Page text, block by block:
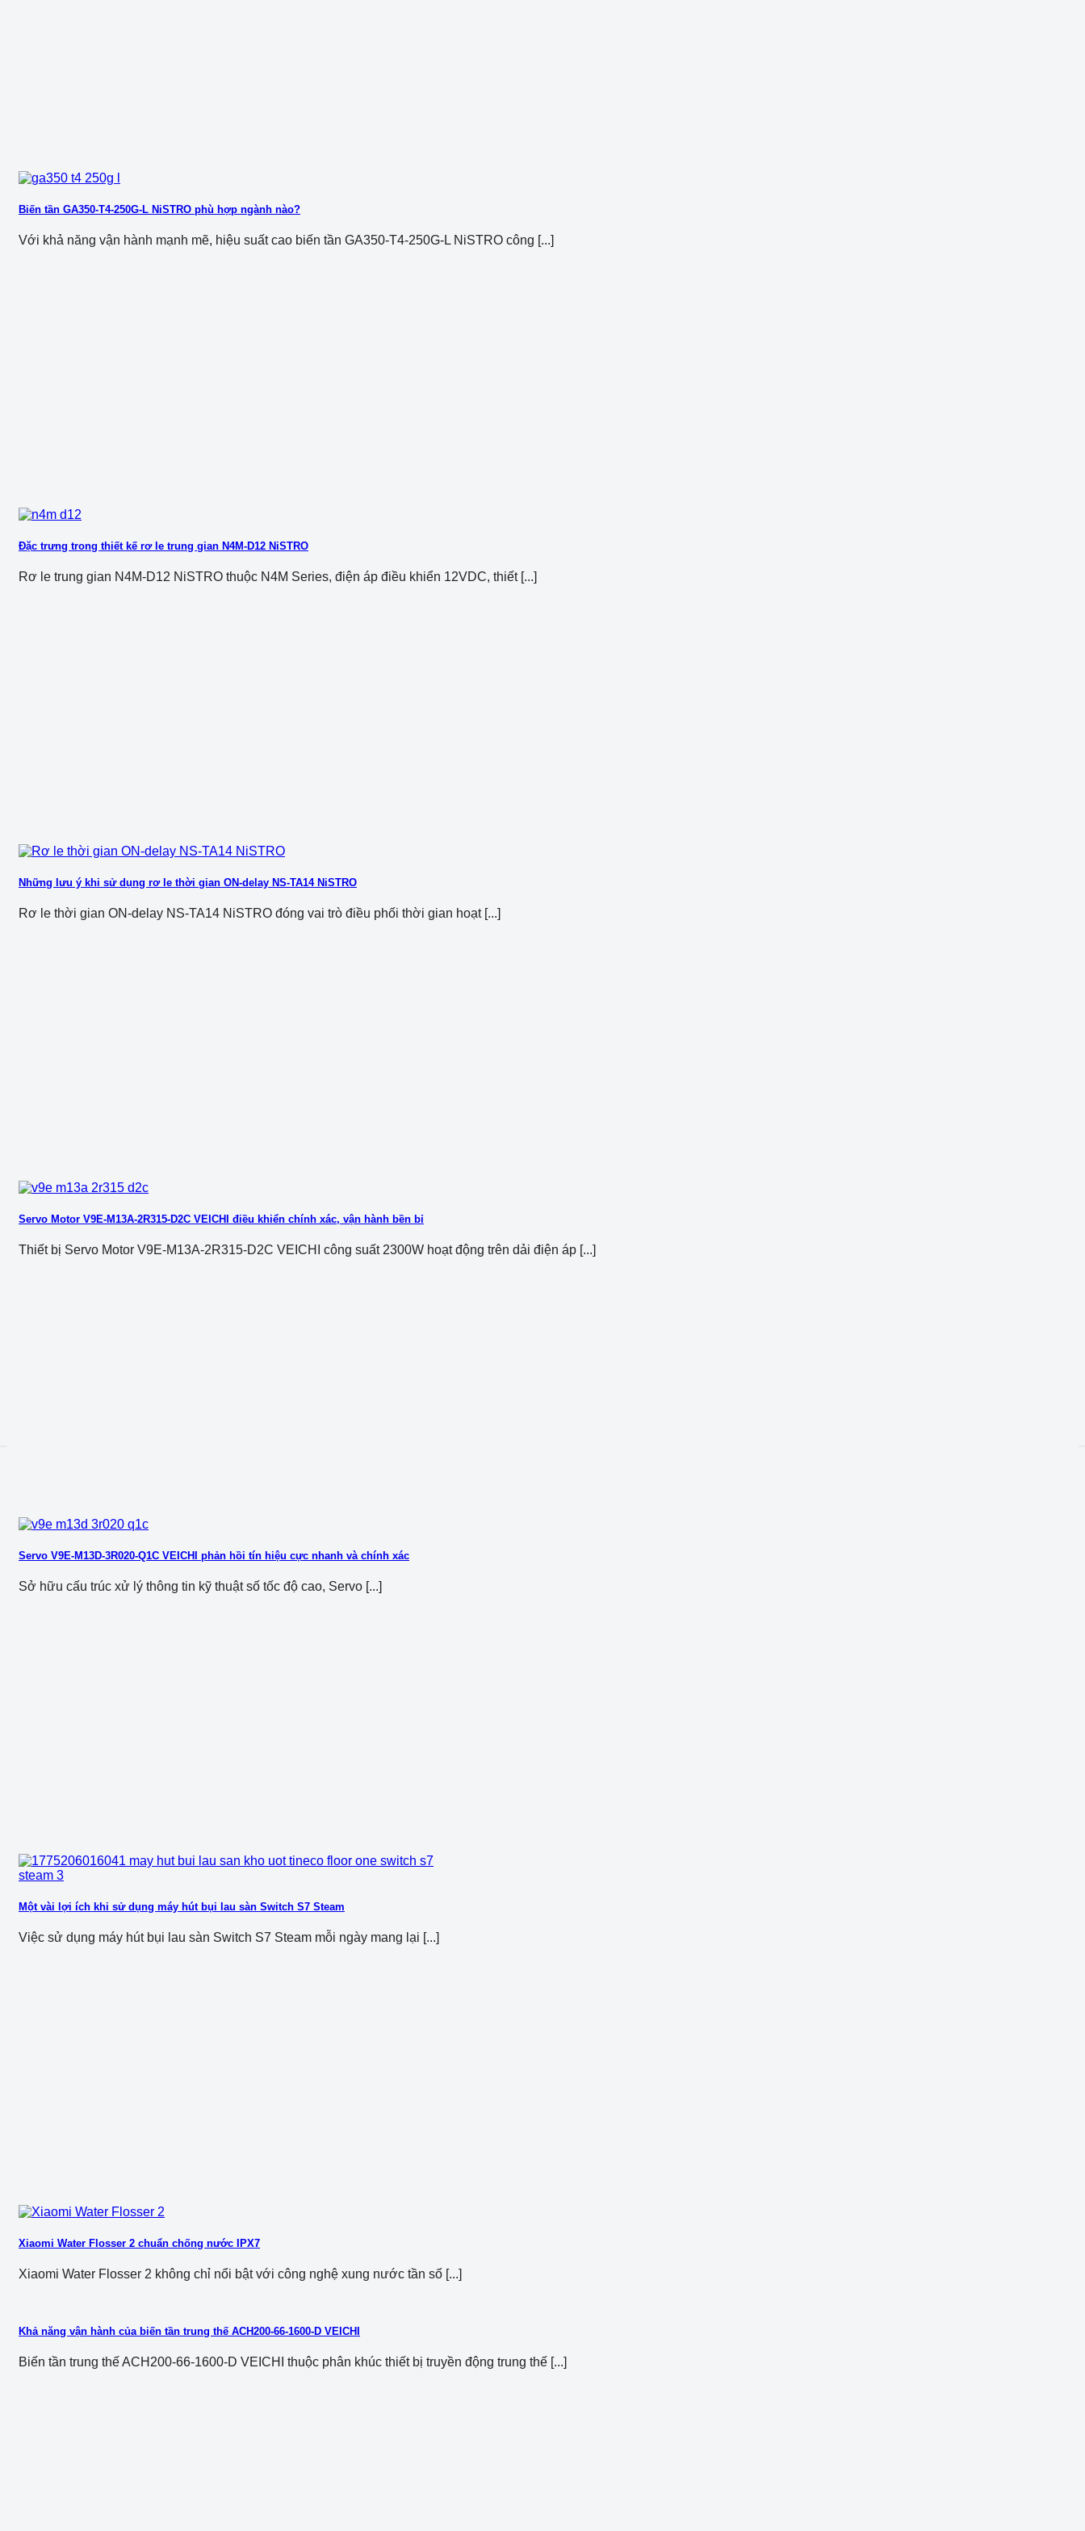
Biến tần GA350-T4-250G-L NiSTRO phù hợp ngành nào?
Với khả năng vận hành mạnh mẽ, hiệu suất cao biến tần GA350-T4-250G-L NiSTRO công [...]
Đặc trưng trong thiết kế rơ le trung gian N4M-D12 NiSTRO
Rơ le trung gian N4M-D12 NiSTRO thuộc N4M Series, điện áp điều khiển 12VDC, thiết [...]
Những lưu ý khi sử dụng rơ le thời gian ON-delay NS-TA14 NiSTRO
Rơ le thời gian ON-delay NS-TA14 NiSTRO đóng vai trò điều phối thời gian hoạt [...]
Servo Motor V9E-M13A-2R315-D2C VEICHI điều khiển chính xác, vận hành bền bỉ
Thiết bị Servo Motor V9E-M13A-2R315-D2C VEICHI công suất 2300W hoạt động trên dải điện áp [...]
Servo V9E-M13D-3R020-Q1C VEICHI phản hồi tín hiệu cực nhanh và chính xác
Sở hữu cấu trúc xử lý thông tin kỹ thuật số tốc độ cao, Servo [...]
Một vài lợi ích khi sử dụng máy hút bụi lau sàn Switch S7 Steam
Việc sử dụng máy hút bụi lau sàn Switch S7 Steam mỗi ngày mang lại [...]
Xiaomi Water Flosser 2 chuẩn chống nước IPX7
Xiaomi Water Flosser 2 không chỉ nổi bật với công nghệ xung nước tần số [...]
Khả năng vận hành của biến tần trung thế ACH200-66-1600-D VEICHI
Biến tần trung thế ACH200-66-1600-D VEICHI thuộc phân khúc thiết bị truyền động trung thế [...]